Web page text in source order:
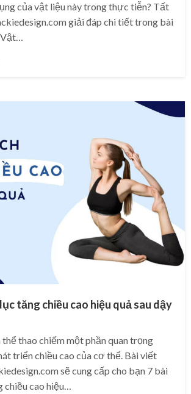
của vật liệu này trong thực tiễn? Tất
giải đáp chi tiết trong bài
Vật…
tăng chiều cao hiệu quả sau dậy
thể thao chiếm một phần quan trọng
triển chiều cao của cơ thể. Bài viết
sẽ cung cấp cho bạn 7 bài
chiều cao hiệu…